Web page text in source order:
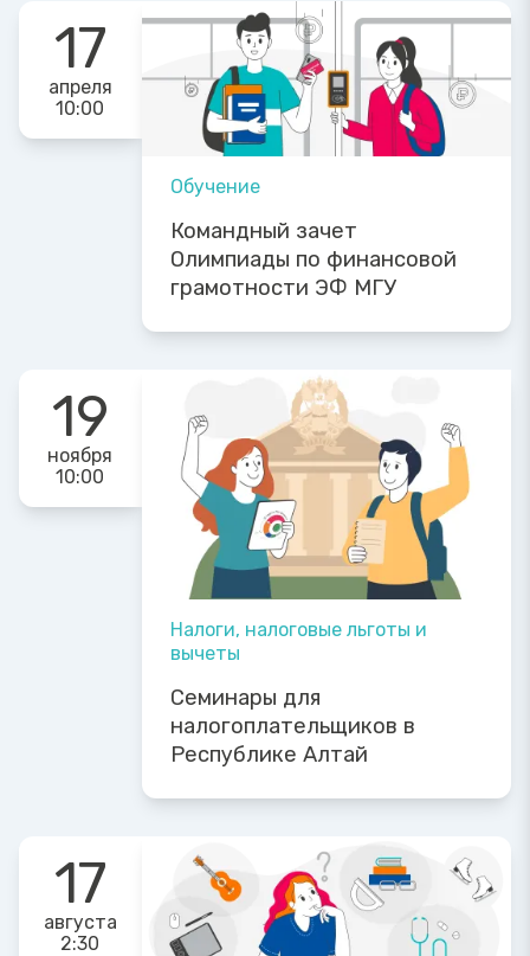
17
апреля
10:00
Обучение
Командный зачет
Олимпиады по финансовой
грамотности ЭФ МГУ
19
ноября
10:00
Налоги, налоговые льготы и
вычеты
Семинары для
налогоплательщиков в
Республике Алтай
17
августа
2:30